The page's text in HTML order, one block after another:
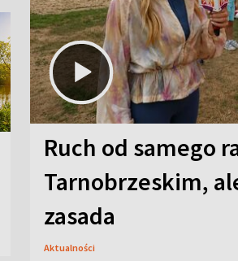
Ruch od samego
Tarnobrzeskim,
zasada
Aktualności